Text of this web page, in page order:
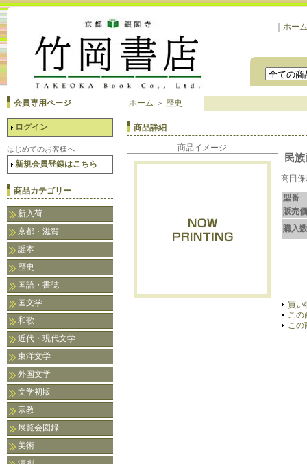
ホーム
会員専用ページ
ログイン
はじめてのお客様へ
新規会員登録はこちら
商品カテゴリー
新入荷
京都・滋賀
謡本
歴史
国語・書誌
国文学
和歌
近代・現代文学
東洋文学
外国文学
文学初版
宗教
展覧会図録
美術
ホーム ＞ 歴史
商品詳細
商品イメージ
民
高田
型番
販売
購入数
買い
この
この